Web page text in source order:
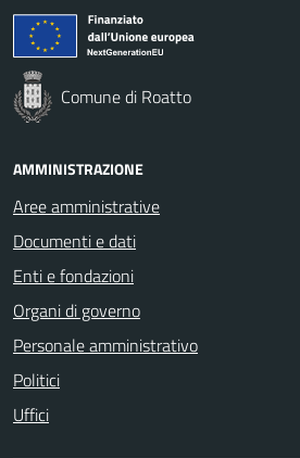
Comune di Roatto
AMMINISTRAZIONE
Aree amministrative
Documenti e dati
Enti e fondazioni
Organi di governo
Personale amministrativo
Politici
Uffici